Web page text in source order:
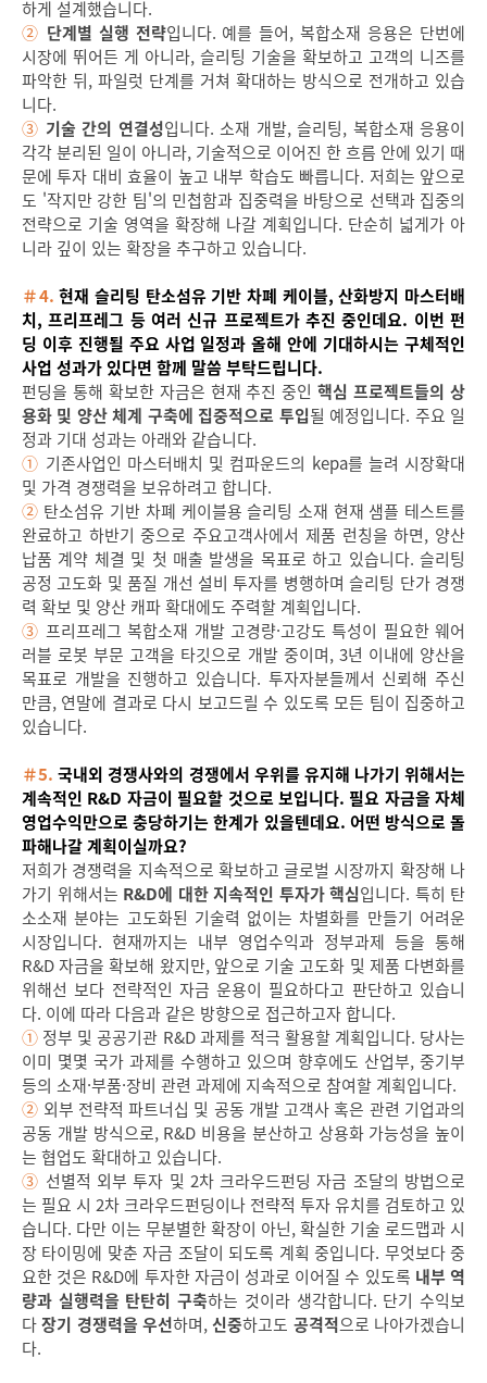
하게 설계했습니다.
② 단계별 실행 전략입니다. 예를 들어, 복합소재 응용은 단번에
시장에 뛰어든 게 아니라, 슬리팅 기술을 확보하고 고객의 니즈를
파악한 뒤, 파일럿 단계를 거쳐 확대하는 방식으로 전개하고 있습
니다.
③ 기술 간의 연결성입니다. 소재 개발, 슬리팅, 복합소재 응용이
각각 분리된 일이 아니라, 기술적으로 이어진 한 흐름 안에 있기 때
문에 투자 대비 효율이 높고 내부 학습도 빠릅니다. 저희는 앞으로
도 '작지만 강한 팀'의 민첩함과 집중력을 바탕으로 선택과 집중의
전략으로 기술 영역을 확장해 나갈 계획입니다. 단순히 넓게가 아
니라 깊이 있는 확장을 추구하고 있습니다.
＃4. 현재 슬리팅 탄소섬유 기반 차폐 케이블, 산화방지 마스터배
치, 프리프레그 등 여러 신규 프로젝트가 추진 중인데요. 이번 펀
딩 이후 진행될 주요 사업 일정과 올해 안에 기대하시는 구체적인
사업 성과가 있다면 함께 말씀 부탁드립니다.
펀딩을 통해 확보한 자금은 현재 추진 중인핵심 프로젝트들의 상
용화 및 양산 체계 구축에 집중적으로 투입될 예정입니다. 주요 일
정과 기대 성과는 아래와 같습니다.
① 기존사업인 마스터배치 및 컴파운드의 kepa를 늘려 시장확대
및 가격 경쟁력을 보유하려고 합니다.
② 탄소섬유 기반 차폐 케이블용 슬리팅 소재 현재 샘플 테스트를
완료하고 하반기 중으로 주요고객사에서 제품 런칭을 하면, 양산
납품 계약 체결 및 첫 매출 발생을 목표로 하고 있습니다. 슬리팅
공정 고도화 및 품질 개선 설비 투자를 병행하며 슬리팅 단가 경쟁
력 확보 및 양산 캐파 확대에도 주력할 계획입니다.
③ 프리프레그 복합소재 개발 고경량·고강도 특성이 필요한 웨어
러블 로봇 부문 고객을 타깃으로 개발 중이며, 3년 이내에 양산을
목표로 개발을 진행하고 있습니다. 투자자분들께서 신뢰해 주신
만큼, 연말에 결과로 다시 보고드릴 수 있도록 모든 팀이 집중하고
있습니다.
＃5. 국내외 경쟁사와의 경쟁에서 우위를 유지해 나가기 위해서는
계속적인 R&D 자금이 필요할 것으로 보입니다. 필요 자금을 자체
영업수익만으로 충당하기는 한계가 있을텐데요. 어떤 방식으로 돌
파해나갈 계획이실까요?
저희가 경쟁력을 지속적으로 확보하고 글로벌 시장까지 확장해 나
가기 위해서는 R&D에 대한 지속적인 투자가 핵심입니다. 특히 탄
소소재 분야는 고도화된 기술력 없이는 차별화를 만들기 어려운
시장입니다. 현재까지는 내부 영업수익과 정부과제 등을 통해
R&D 자금을 확보해 왔지만, 앞으로 기술 고도화 및 제품 다변화를
위해선 보다 전략적인 자금 운용이 필요하다고 판단하고 있습니
다. 이에 따라 다음과 같은 방향으로 접근하고자 합니다.
① 정부 및 공공기관 R&D 과제를 적극 활용할 계획입니다. 당사는
이미 몇몇 국가 과제를 수행하고 있으며 향후에도 산업부, 중기부
등의 소재·부품·장비 관련 과제에 지속적으로 참여할 계획입니다.
② 외부 전략적 파트너십 및 공동 개발 고객사 혹은 관련 기업과의
공동 개발 방식으로, R&D 비용을 분산하고 상용화 가능성을 높이
는 협업도 확대하고 있습니다.
③ 선별적 외부 투자 및 2차 크라우드펀딩 자금 조달의 방법으로
는 필요 시 2차 크라우드펀딩이나 전략적 투자 유치를 검토하고 있
습니다. 다만 이는 무분별한 확장이 아닌, 확실한 기술 로드맵과 시
장 타이밍에 맞춘 자금 조달이 되도록 계획 중입니다. 무엇보다 중
요한 것은 R&D에 투자한 자금이 성과로 이어질 수 있도록 내부 역
량과 실행력을 탄탄히 구축하는 것이라 생각합니다. 단기 수익보
다장기 경쟁력을 우선하며,신중하고도 공격적으로 나아가겠습니
다.